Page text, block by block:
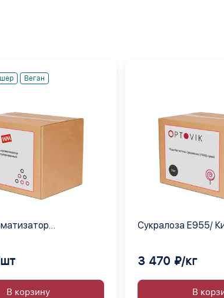
Веган
В корзину
Сукралоза Е955/
3 470 ₽/кг
В